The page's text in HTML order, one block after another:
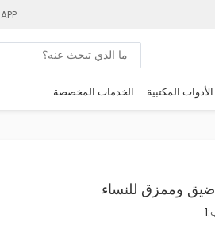
APP
الأدوات المكتبية الخدمات المخصصة
1